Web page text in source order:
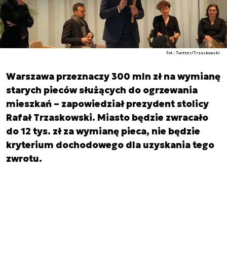
Fot.: Twitter/Trzaskowski
Warszawa przeznaczy 300 mln zł na wymianę
starych pieców służących do ogrzewania
mieszkań – zapowiedział prezydent stolicy
Rafał Trzaskowski. Miasto będzie zwracało
do 12 tys. zł za wymianę pieca, nie będzie
kryterium dochodowego dla uzyskania tego
zwrotu.